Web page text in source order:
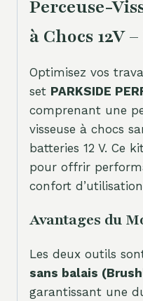
Perceuse-
à Chocs 12V
Optimisez vos
set PARKSIDE
comprenant une
visseuse à chocs
batteries 12 V. Ce
pour offrir
confort
Avantages du
Les deux outils
sans balais
garantissant une